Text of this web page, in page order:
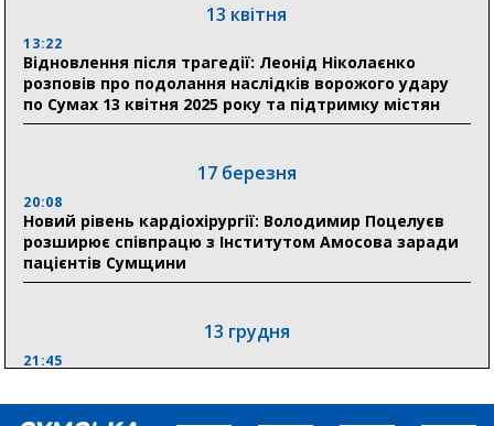
відзнаки «Почесного громадянина міста Суми»
30 липня
Сумська клінічна лікарня Святого Пантелеймона
здобула головну відзнаку в медичній сфері України
18:33
Олексій Романько долучився до обговорення Плану
стійкості Сумщини з Прем’єр-міністром
13 квітня
13:22
Відновлення після трагедії: Леонід Ніколаєнко
розповів про подолання наслідків ворожого удару
по Сумах 13 квітня 2025 року та підтримку містян
17 березня
20:08
Новий рівень кардіохірургії: Володимир Поцелуєв
розширює співпрацю з Інститутом Амосова заради
пацієнтів Сумщини
13 грудня
21:45
збільшити завантаження стратегічних українських
виробників”, – нардеп Максим Гузенко